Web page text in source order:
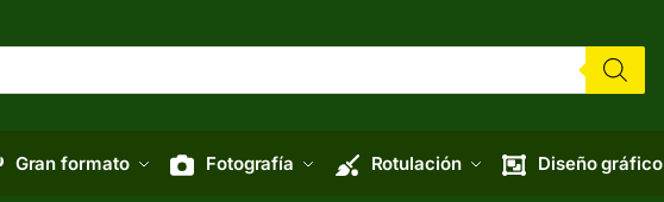
Gran formato Fotografía Rotulación Diseño gráfico